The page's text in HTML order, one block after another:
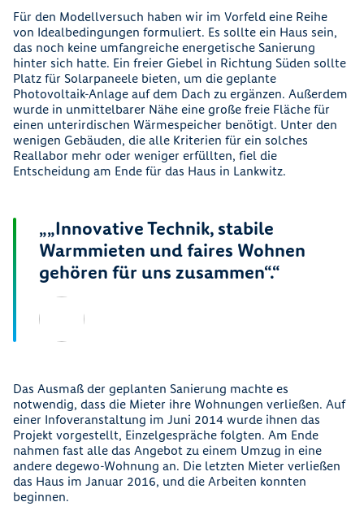
Für den Modellversuch haben wir im Vorfeld eine Reihe
von Idealbedingungen formuliert. Es sollte ein Haus sein,
das noch keine umfangreiche energetische Sanierung
hinter sich hatte. Ein freier Giebel in Richtung Süden sollte
Platz für Solarpaneele bieten, um die geplante
Photovoltaik-Anlage auf dem Dach zu ergänzen. Außerdem
wurde in unmittelbarer Nähe eine große freie Fläche für
einen unterirdischen Wärmespeicher benötigt. Unter den
wenigen Gebäuden, die alle Kriterien für ein solches
Reallabor mehr oder weniger erfüllten, fiel die
Entscheidung am Ende für das Haus in Lankwitz.
„„Innovative Technik, stabile
Warmmieten und faires Wohnen
gehören für uns zusammen“.“
Das Ausmaß der geplanten Sanierung machte es
notwendig, dass die Mieter ihre Wohnungen verließen. Auf
einer Infoveranstaltung im Juni 2014 wurde ihnen das
Projekt vorgestellt, Einzelgespräche folgten. Am Ende
nahmen fast alle das Angebot zu einem Umzug in eine
andere degewo-Wohnung an. Die letzten Mieter verließen
das Haus im Januar 2016, und die Arbeiten konnten
beginnen.